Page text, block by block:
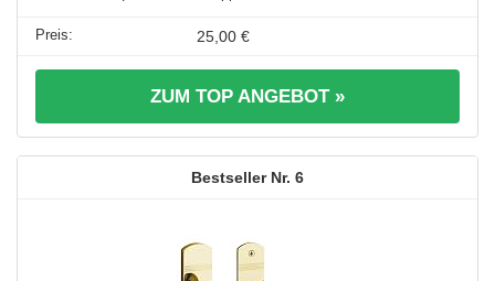
25,00 €
ZUM TOP ANGEBOT »
6